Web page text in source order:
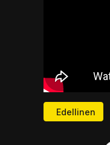
Edellinen
Edellinen